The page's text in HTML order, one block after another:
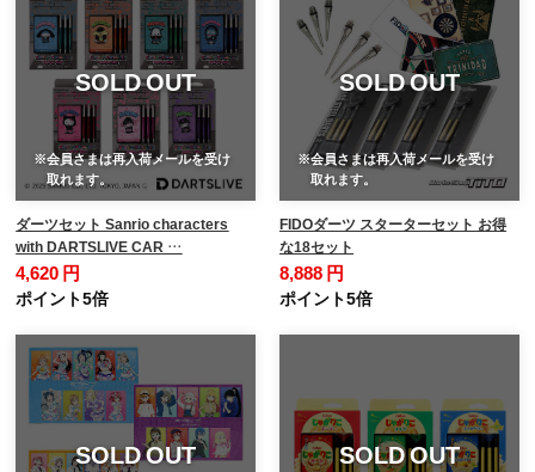
SOLD OUT
※会員さまは再入荷メールを受け
取れます。
ダーツセット Sanrio characters
with DARTSLIVE CAR …
4,620 円
ポイント5倍
SOLD OUT
※会員さまは再入荷メールを受け
取れます。
FIDOダーツ スターターセット お得
な18セット
8,888 円
ポイント5倍
SOLD OUT SOLD OUT